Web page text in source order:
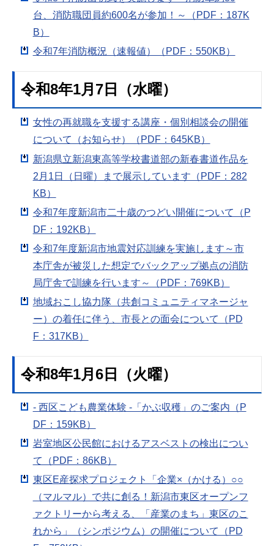
台、消防職団員約600名が参加！～（PDF：187K
B）
令和7年消防概況（速報値）（PDF：550KB）
令和8年1月7日（水曜）
女性の再就職を支援する講座・個別相談会の開催
について（お知らせ）（PDF：645KB）
新潟県立新潟東高等学校書道部の新春書道作品を
2月1日（日曜）まで展示しています（PDF：282
KB）
令和7年度新潟市二十歳のつどい開催について（P
DF：192KB）
令和7年度新潟市地震対応訓練を実施します～市
本庁舎が被災した想定でバックアップ拠点の消防
局庁舎で訓練を行います～（PDF：769KB）
地域おこし協力隊（共創コミュニティマネージャ
ー）の着任に伴う、市長との面会について（PD
F：317KB）
令和8年1月6日（火曜）
- 西区こども農業体験 -「かぶ収穫」のご案内（P
DF：159KB）
岩室地区公民館におけるアスベストの検出につい
て（PDF：86KB）
東区E産探求プロジェクト「企業×（かける）○○
（マルマル）で共に創る！新潟市東区オープンフ
ァクトリーから考える、「産業のまち」東区のこ
れから」（シンポジウム）の開催について（PD